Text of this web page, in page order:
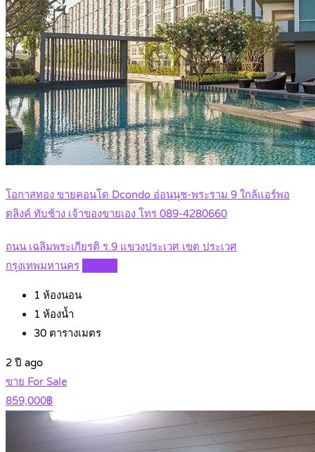
โอกาสทอง ขายคอนโด Dcondo อ่อนนุช-พระราม 9 ใกล้แอร์พอ
ตลิงค์ ทับช้าง เจ้าของขายเอง โทร 089-4280660
ถนน เฉลิมพระเกียรติ ร.9 แขวงประเวศ เขต ประเวศ
กรุงเทพมหานคร
1 ห้องนอน
1 ห้องน้ำ
30 ตารางเมตร
2 ปี ago
ขาย For Sale
859,000฿